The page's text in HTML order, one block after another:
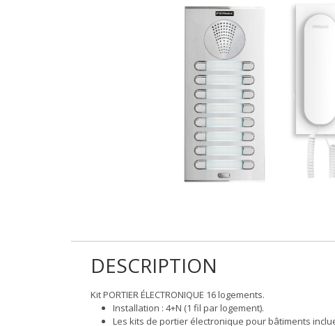
DESCRIPTION
Kit PORTIER ÉLECTRONIQUE 16 logements.
Installation : 4+N (1 fil par logement).
Les kits de portier électronique pour bâtiments